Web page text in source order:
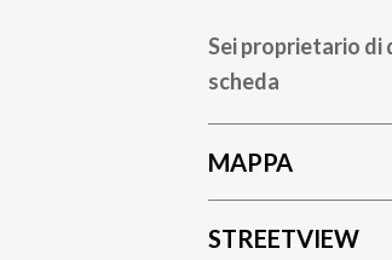
Sei proprietario
scheda
MAPPA
STREETVIEW